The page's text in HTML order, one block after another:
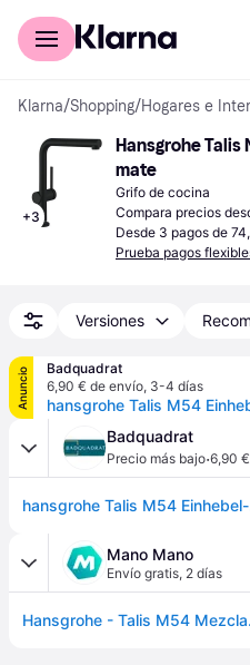
Comprar con Klarna
Klarna/Shopping/Hogares e
+3
Hansgrohe Talis
mate
Grifo de cocina
Compara precios
Desde 3 pagos de
Prueba pagos
Versiones
Anuncio
Badquadrat
6,90 € de envío, 3-4 días
Badquadrat
Precio más bajo·6,90
Mano Mano
Envío gratis, 2 días